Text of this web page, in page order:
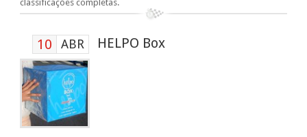
classificações completas.
10 ABR HELPO Box